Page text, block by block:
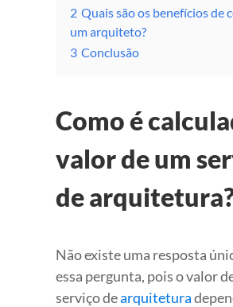
2 Quais são os benefícios de
um arquiteto?
3 Conclusão
Como é
valor de um
de
Não existe uma resposta
essa pergunta, pois o valor
serviço dearquitetura